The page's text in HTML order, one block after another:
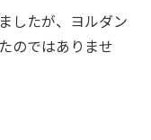
したが、ヨルダン
のではありませ